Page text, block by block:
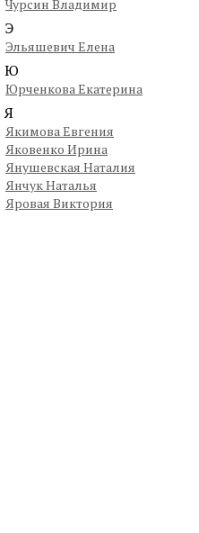
Чурсин Владимир
Э
Эльяшевич Елена
Ю
Юрченкова Екатерина
Я
Якимова Евгения
Яковенко Ирина
Янушевская Наталия
Янчук Наталья
Яровая Виктория